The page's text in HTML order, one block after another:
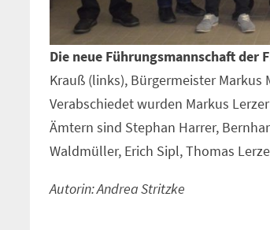
Die neue Führungsmannschaft der
Krauß (links), Bürgermeister
Verabschiedet wurden Markus
Ämtern sind Stephan Harrer,
Waldmüller, Erich Sipl, Thomas
Autorin: Andrea Stritzke